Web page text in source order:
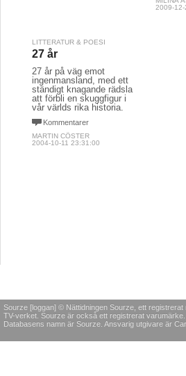
2009-
LITTERATUR & POESI
27 år
27 år på väg emot
ingenmansland, med ett
ständigt knagande rädsla
att förbli en skuggfigur i
vår världs rika historia.
Kommentarer
MARTIN CÖSTER
2004-10-11 23:31:00
Sourze [loggan] © Nättidningen Sourze, ett
TV-verket. Sourze är också ett registrerat varumärke.
Databasens namn är Sourze. Ansvarig utgivare är